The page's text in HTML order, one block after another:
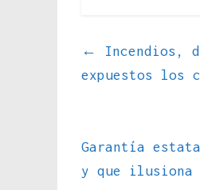
←
Incendios,
expuestos los
Garantía
y que